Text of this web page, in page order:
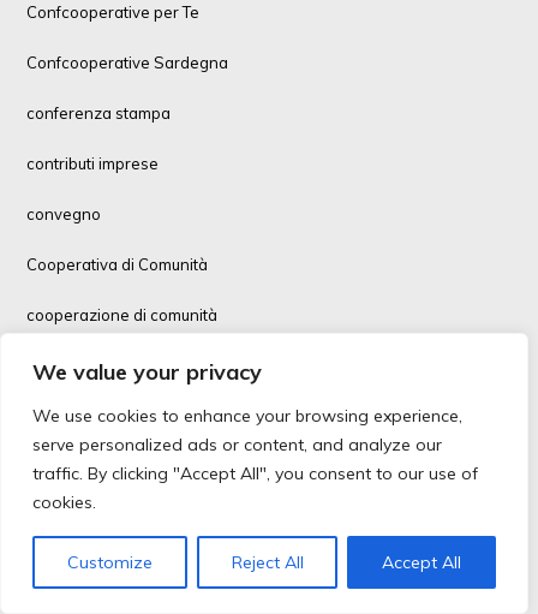
We value your privacy
We use cookies to enhance your browsing experience,
serve personalized ads or content, and analyze our
traffic. By clicking "Accept All", you consent to our use of
cookies.
Customize Reject All Accept All
Confcooperative per Te
Confcooperative Sardegna
conferenza stampa
contributi imprese
convegno
Cooperativa di Comunità
cooperazione di comunità
Cooperazione Salute
cooperazione sociale
cooperazione sociale, immigrazione
corsi formazione